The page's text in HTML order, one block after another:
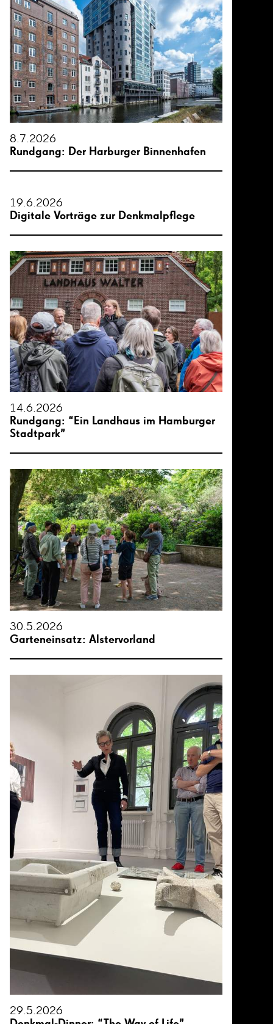
8.7.2026
Rundgang: Der Harburger Binnenhafen
19.6.2026
Digitale Vorträge zur Denkmalpflege
14.6.2026
Rundgang: “Ein Landhaus im Hamburger
Stadtpark”
30.5.2026
Garteneinsatz: Alstervorland
29.5.2026